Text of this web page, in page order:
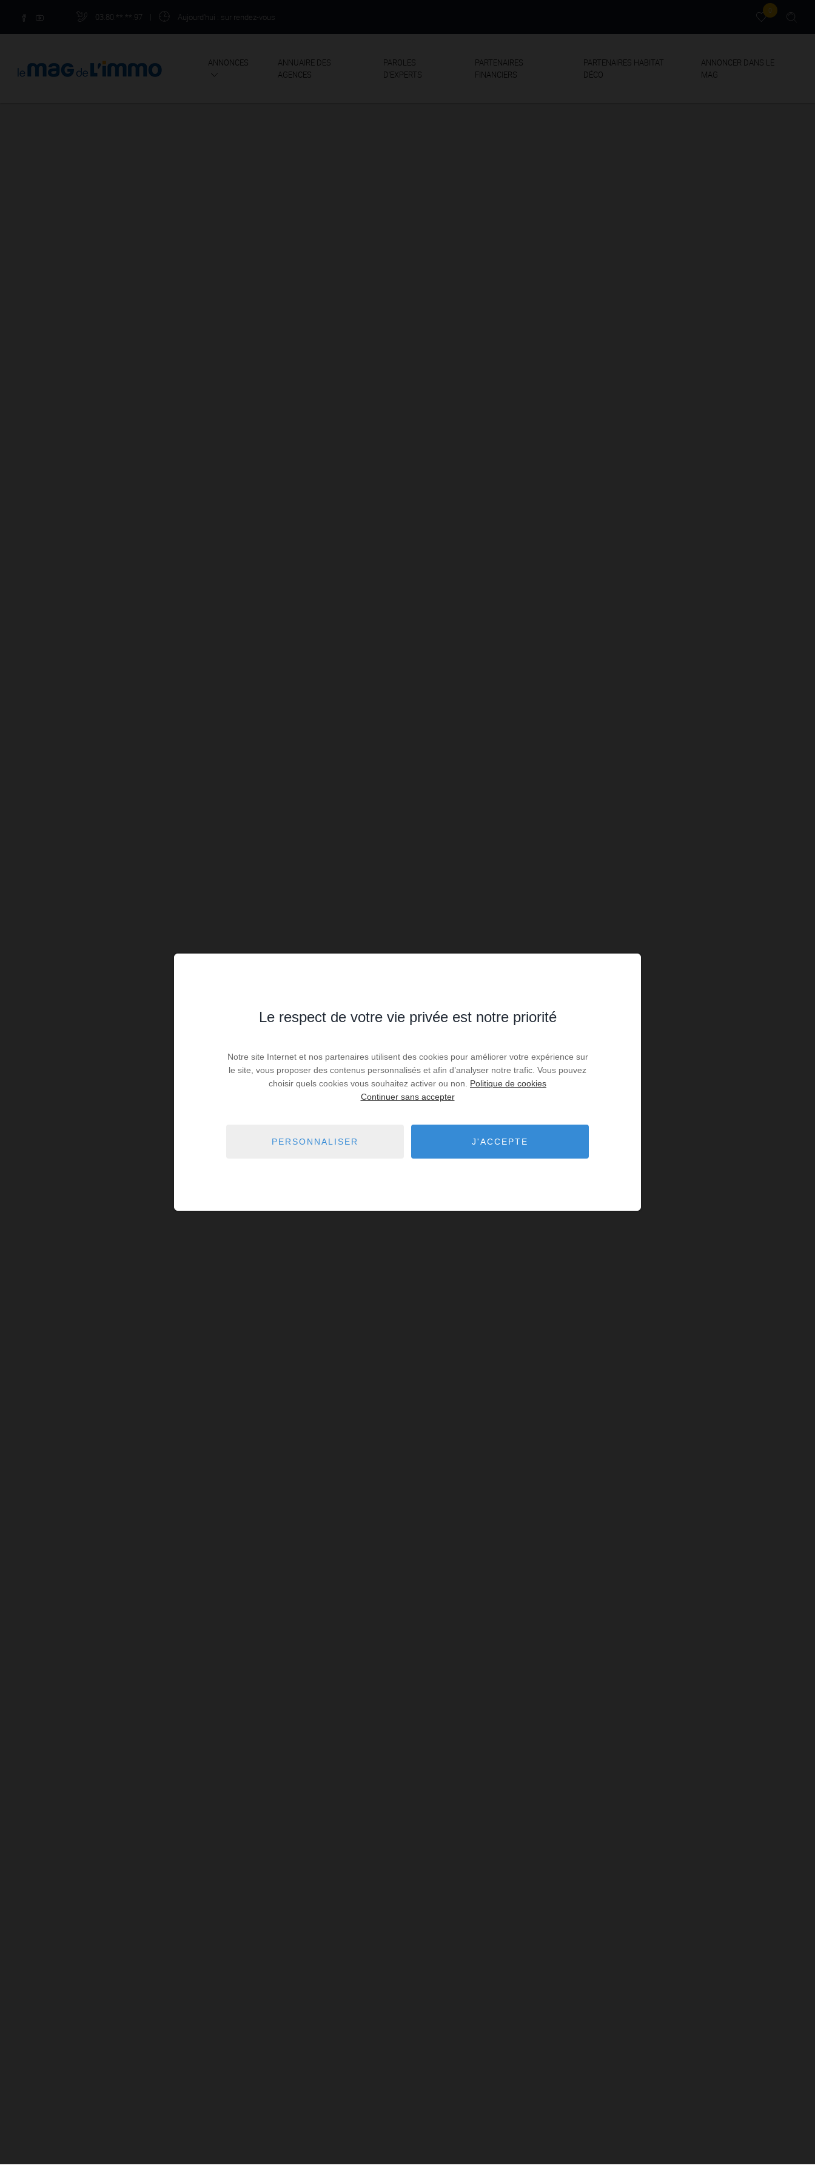
03.80.**.**.97 Aujourd'hui : sur rendez-vous
0
ANNONCES
ANNUAIRE DES
AGENCES
PAROLES
D'EXPERTS
PARTENAIRES
FINANCIERS
PARTENAIRES HABITAT
DÉCO
ANNONCER DANS LE
MAG
Le respect de votre vie privée est notre priorité
Notre site Internet et nos partenaires utilisent des cookies pour améliorer votre expérience sur
le site, vous proposer des contenus personnalisés et afin d’analyser notre trafic. Vous pouvez
choisir quels cookies vous souhaitez activer ou non. Politique de cookies
Continuer sans accepter
PERSONNALISER J'ACCEPTE